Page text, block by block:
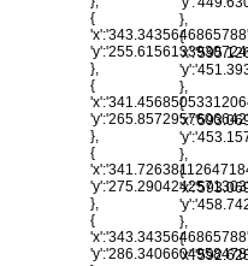
{
},
{
'y':'265.8572957606642'
},
{
'y':'275.2904242571303'
},
{
'y':'286.3406604958478'
},
{
},
{
},
{
},
{